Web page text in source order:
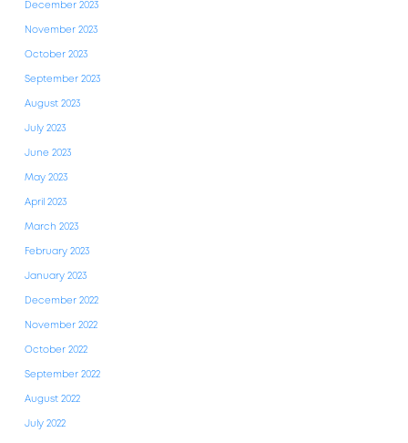
December 2023
November 2023
October 2023
September 2023
August 2023
July 2023
June 2023
May 2023
April 2023
March 2023
February 2023
January 2023
December 2022
November 2022
October 2022
September 2022
August 2022
July 2022